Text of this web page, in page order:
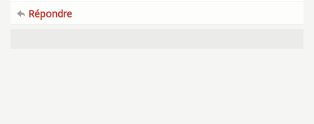
Répondre